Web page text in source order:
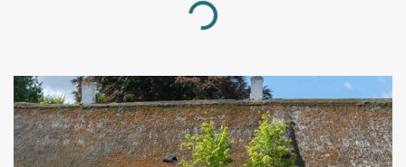
Loading...